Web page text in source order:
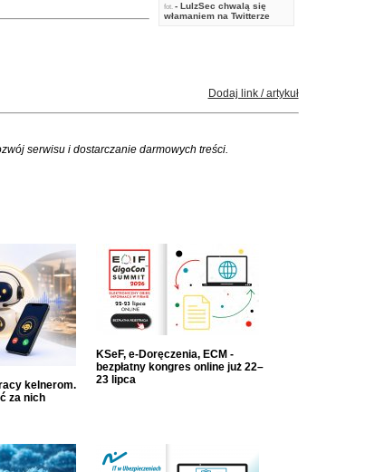
fot. - LulzSec chwalą się
włamaniem na Twitterze
Dodaj link / artykuł
serwisu i dostarczanie darmowych treści.
kelnerom.
za nich
KSeF, e-Doręczenia, ECM -
bezpłatny kongres online już 22–
23 lipca